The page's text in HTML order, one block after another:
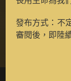
發布方式：不
審閱後，即陸